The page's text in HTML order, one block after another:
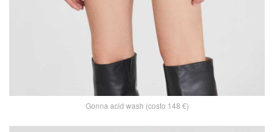
Gonna acid wash (costo 148 €)